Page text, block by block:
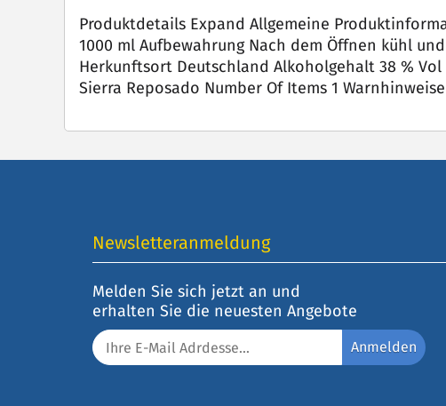
Produktdetails Expand Allgemeine
1000 ml Aufbewahrung Nach dem Öffnen kühl
Herkunftsort Deutschland Alkoholgehalt 38 %
Sierra Reposado Number Of Items 1
Newsletteranmeldung
Melden Sie sich jetzt an und
erhalten Sie die neuesten Angebote